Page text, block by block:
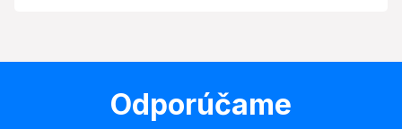
Odporúčame